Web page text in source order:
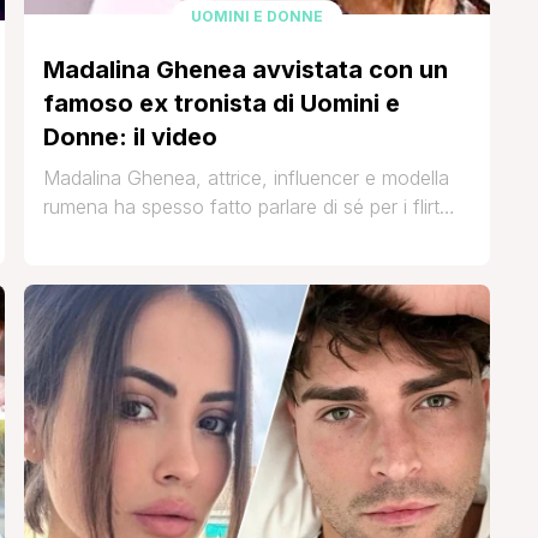
UOMINI E DONNE
Madalina Ghenea avvistata con un
famoso ex tronista di Uomini e
Donne: il video
Madalina Ghenea, attrice, influencer e modella
rumena ha spesso fatto parlare di sé per i flirt
con il tennista Grigor Dimitrov (invece
confermato). Qualche tempo fa poi, il
settimanale Oggi le aveva attribuito una liaison in
corso con il discussissimo ex tronista Salvatore
[']